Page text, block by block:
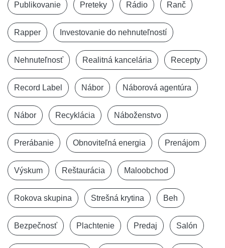
Publikovanie Preteky Rádio Ranč
Rapper Investovanie do nehnuteľností
Nehnuteľnosť Realitná kancelária Recepty
Record Label Nábor Náborová agentúra
Nábor Recyklácia Náboženstvo
Prerábanie Obnoviteľná energia Prenájom
Výskum Reštaurácia Maloobchod
Rokova skupina Strešná krytina Beh
Bezpečnosť Plachtenie Predaj Salón